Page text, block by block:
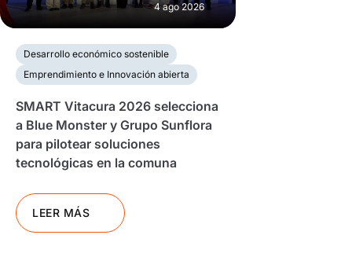
4 ago 2026
Desarrollo económico sostenible
Emprendimiento e Innovación abierta
SMART Vitacura 2026 selecciona
a Blue Monster y Grupo Sunflora
para pilotear soluciones
tecnológicas en la comuna
LEER MÁS